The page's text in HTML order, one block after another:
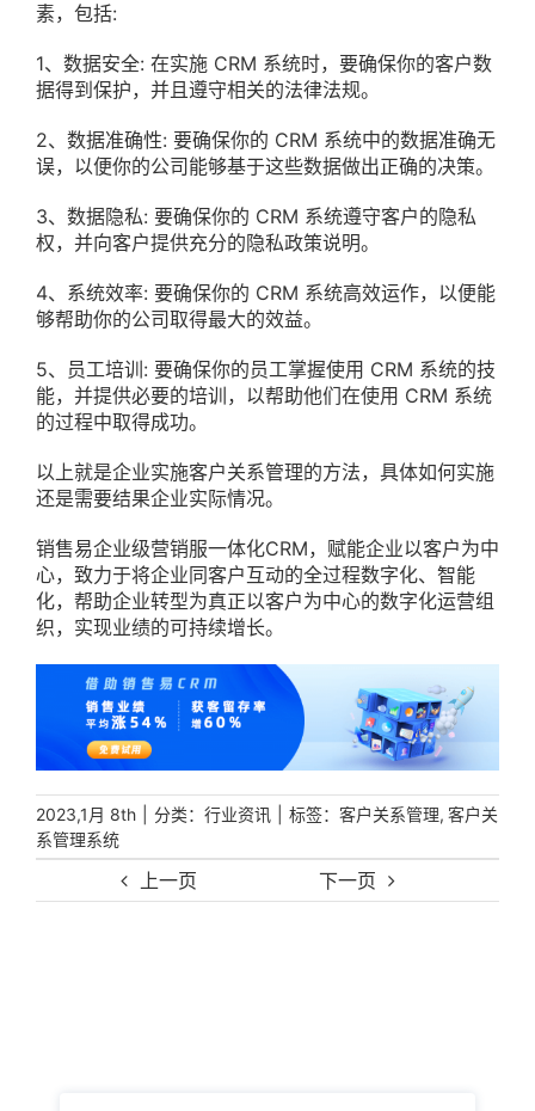
上一页 下一页
素，包括:
1、数据安全: 在实施 CRM 系统时，要确保你的客户数
据得到保护，并且遵守相关的法律法规。
2、数据准确性: 要确保你的 CRM 系统中的数据准确无
误，以便你的公司能够基于这些数据做出正确的决策。
3、数据隐私: 要确保你的 CRM 系统遵守客户的隐私
权，并向客户提供充分的隐私政策说明。
4、系统效率: 要确保你的 CRM 系统高效运作，以便能
够帮助你的公司取得最大的效益。
5、员工培训: 要确保你的员工掌握使用 CRM 系统的技
能，并提供必要的培训，以帮助他们在使用 CRM 系统
的过程中取得成功。
以上就是企业实施客户关系管理的方法，具体如何实施
还是需要结果企业实际情况。
销售易企业级营销服一体化CRM，赋能企业以客户为中
心，致力于将企业同客户互动的全过程数字化、智能
化，帮助企业转型为真正以客户为中心的数字化运营组
织，实现业绩的可持续增长。
2023,1月 8th | 分类： 行业资讯 | 标签： 客户关系管理, 客户关
系管理系统